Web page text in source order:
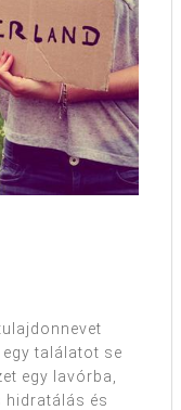
találatot se
egy lavórba,
hidratálás és